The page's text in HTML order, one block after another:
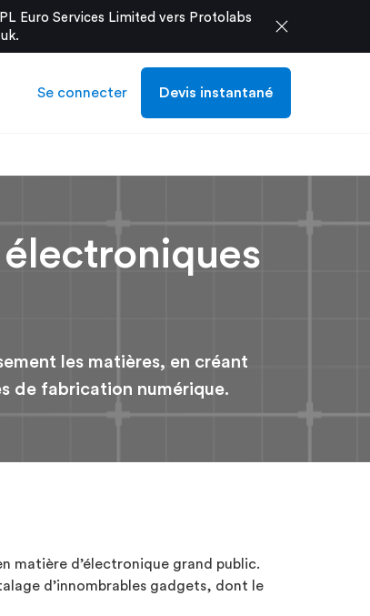
Euro Services Limited vers Protolabs
. close
Se connecter Devis instantané
électroniques
les matières, en créant
de fabrication numérique.
matière d’électronique grand public.
d’innombrables gadgets, dont le